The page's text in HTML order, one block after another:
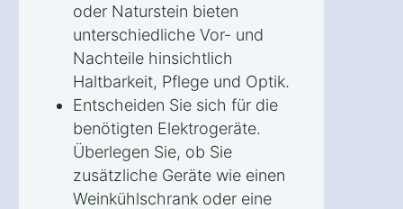
oder Naturstein bieten
unterschiedliche Vor- und
Nachteile hinsichtlich
Haltbarkeit, Pflege und Optik.
Entscheiden Sie sich für die
benötigten Elektrogeräte.
Überlegen Sie, ob Sie
zusätzliche Geräte wie einen
Weinkühlschrank oder eine